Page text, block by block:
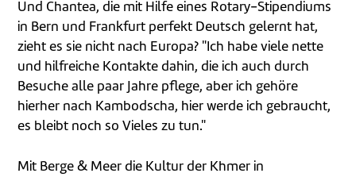
Und Chantea, die mit Hilfe eines Rotary-Stipendiums
in Bern und Frankfurt perfekt Deutsch gelernt hat,
zieht es sie nicht nach Europa? "Ich habe viele nette
und hilfreiche Kontakte dahin, die ich auch durch
Besuche alle paar Jahre pflege, aber ich gehöre
hierher nach Kambodscha, hier werde ich gebraucht,
es bleibt noch so Vieles zu tun."
Mit Berge & Meer die Kultur der Khmer in